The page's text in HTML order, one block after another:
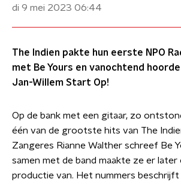
di 9 mei 2023 06:44
The Indien pakte hun eerste NPO
met Be Yours en vanochtend
Jan-Willem Start Op!
Op de bank met een gitaar, zo
één van de grootste hits van The
Zangeres Rianne Walther schreef Be
samen met de band maakte ze er later
productie van. Het nummers beschrijft